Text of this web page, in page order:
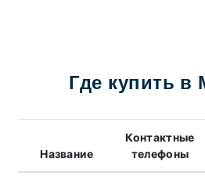
Где купить в
Название
Контактные
телефоны